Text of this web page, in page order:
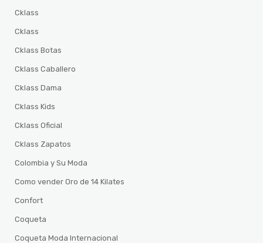
Cklass
Cklass
Cklass Botas
Cklass Caballero
Cklass Dama
Cklass Kids
Cklass Oficial
Cklass Zapatos
Colombia y Su Moda
Como vender Oro de 14 Kilates
Confort
Coqueta
Coqueta Moda Internacional